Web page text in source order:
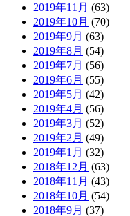
2019年11月 (63)
2019年10月 (70)
2019年9月 (63)
2019年8月 (54)
2019年7月 (56)
2019年6月 (55)
2019年5月 (42)
2019年4月 (56)
2019年3月 (52)
2019年2月 (49)
2019年1月 (32)
2018年12月 (63)
2018年11月 (43)
2018年10月 (54)
2018年9月 (37)